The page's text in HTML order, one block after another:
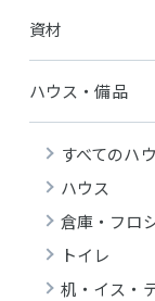
資材
ハウス・備品
すべてのハ
ハウス
倉庫・フロ
トイレ
机・イス・